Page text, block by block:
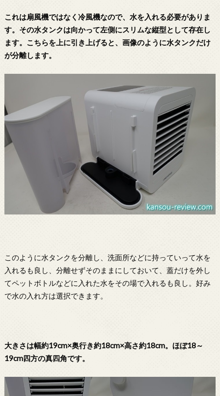
これは扇風機ではなく冷風機なので、水を入れる必要がありま
す。その水タンクは向かって左側にスリムな縦型として存在し
ます。こちらを上に引き上げると、画像のように水タンクだけ
が分離します。
このように水タンクを分離し、洗面所などに持っていって水を
入れるも良し、分離せずそのままにしておいて、蓋だけを外し
てペットボトルなどに入れた水をその場で入れるも良し。好み
で水の入れ方は選択できます。
大きさは幅約19cm×奥行き約18cm×高さ約18cm。ほぼ18～
19cm四方の真四角です。